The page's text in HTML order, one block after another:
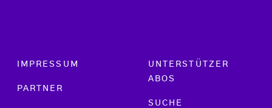
Footer menu
IMPRESSUM
PARTNER
UNTERSTÜTZER
ABOS
SUCHE